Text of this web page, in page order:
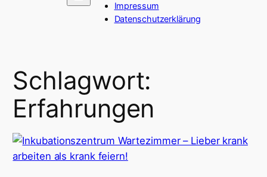
Impressum
Datenschutzerklärung
Schlagwort:
Erfahrungen